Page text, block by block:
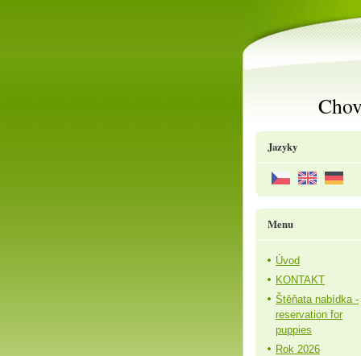
Jazyky
Menu
Úvod
KONTAKT
Štěňata nabídka -
reservation for
puppies
Rok 2026